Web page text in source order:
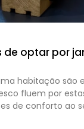
de optar por
habitação são
fluem por
de conforto ao